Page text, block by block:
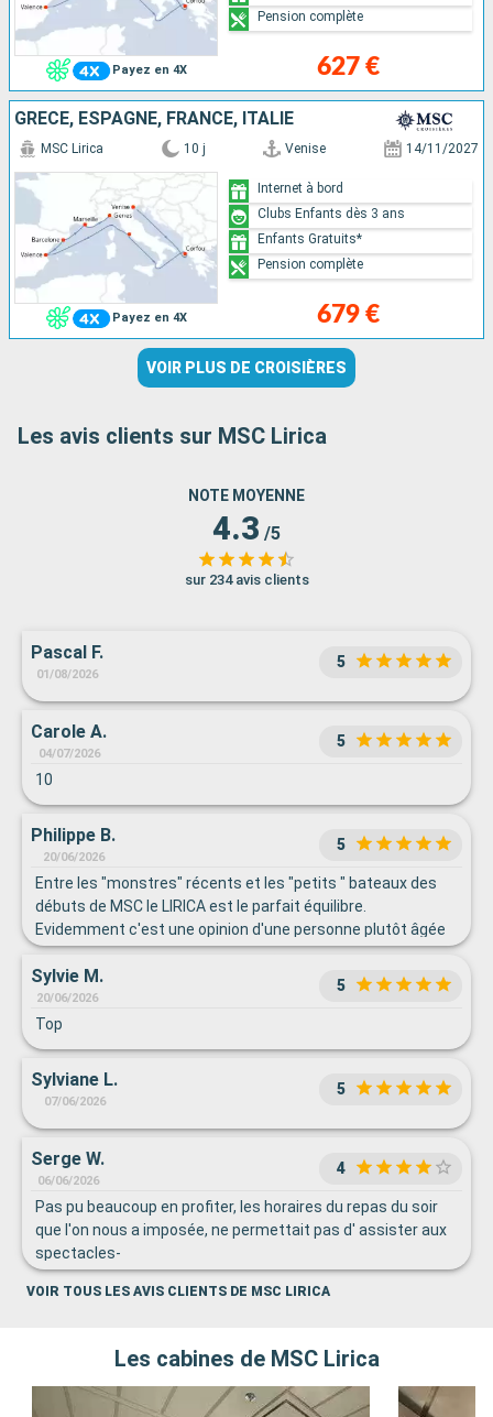
Payez en 4X 627 €
Pension complète
GRÈCE, ESPAGNE, FRANCE, ITALIE
Payez en 4X
MSC Lirica 10 j Venise 14/11/2027
679 €
Internet à bord
Clubs Enfants dès 3 ans
Enfants Gratuits*
Pension complète
VOIR PLUS DE CROISIÈRES
Les avis clients sur MSC Lirica
NOTE MOYENNE
4.3 /5
sur 234 avis clients
Pascal F.
01/08/2026
5
Carole A.
04/07/2026
5
10
Philippe B.
20/06/2026
5
Entre les "monstres" récents et les "petits " bateaux des
débuts de MSC le LIRICA est le parfait équilibre.
Evidemment c'est une opinion d'une personne plutôt âgée
qui ne fréquente pas les animations géantes...
Sylvie M.
20/06/2026
5
Top
Sylviane L.
07/06/2026
5
Serge W.
06/06/2026
4
Pas pu beaucoup en profiter, les horaires du repas du soir
que l'on nous a imposée, ne permettait pas d' assister aux
spectacles-
VOIR TOUS LES AVIS CLIENTS DE MSC LIRICA
Les cabines de MSC Lirica